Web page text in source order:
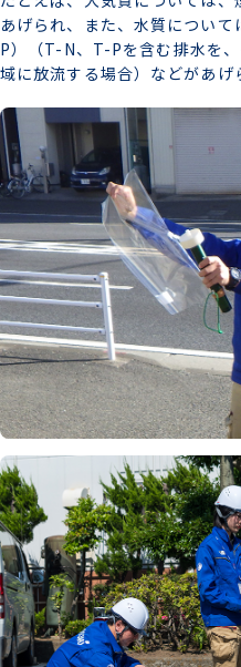
あげられ、また、水質につい
P）（T-N、T-Pを含む排水を
域に放流する場合）などがあげ